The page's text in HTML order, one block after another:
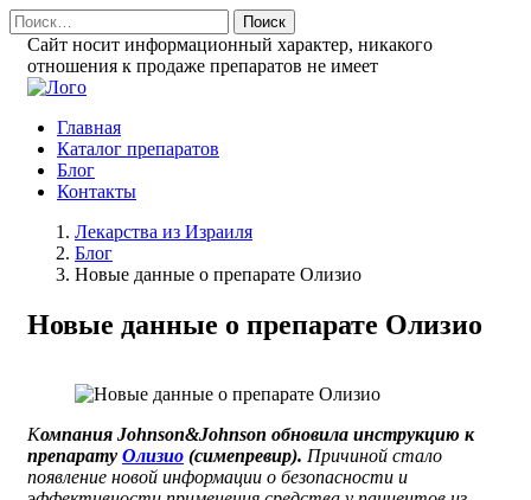
Найти:
Сайт носит информационный характер, никакого
отношения к продаже препаратов не имеет
Главная
Каталог препаратов
Блог
Контакты
Лекарства из Израиля
Блог
Новые данные о препарате Олизио
Новые данные о препарате Олизио
Компания Johnson&Johnson обновила инструкцию к
препарату Олизио (симепревир). Причиной стало
появление новой информации о безопасности и